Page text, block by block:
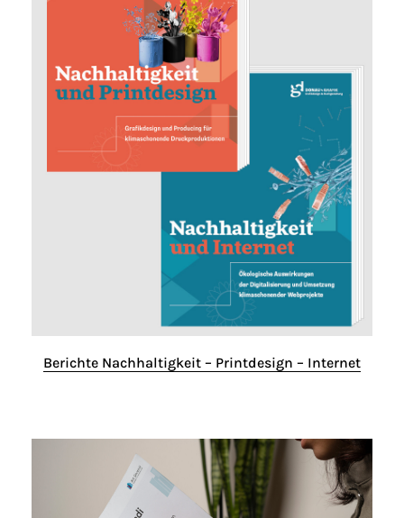
Berichte Nachhaltigkeit – Printdesign – Internet